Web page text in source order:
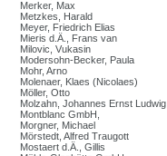
Merker, Max
Metzkes, Harald
Meyer, Friedrich Elias
Mieris d.Ä., Frans van
Milovic, Vukasin
Modersohn-Becker, Paula
Mohr, Arno
Molenaer, Klaes (Nicolaes)
Möller, Otto
Molzahn, Johannes Ernst Ludwig
Montblanc GmbH,
Morgner, Michael
Mörstedt, Alfred Traugott
Mostaert d.Ä., Gillis